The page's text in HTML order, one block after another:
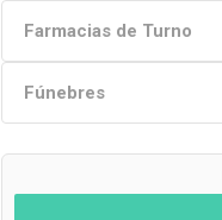
Farmacias de Turno
Fúnebres